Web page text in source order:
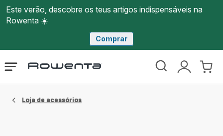
Este verão, descobre os teus artigos indispensáveis na
Rowenta ☀️
Comprar
Página
Rowenta
O
Abrir
Loja de acessórios​